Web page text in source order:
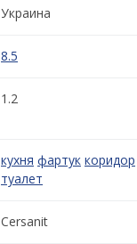
Украина
8.5
1.2
кухня фартук коридор
туалет
Cersanit